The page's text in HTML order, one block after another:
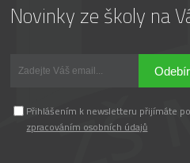
Novinky ze školy na
Přihlášením k newsletteru přijímáte
zpracováním osobních údajů